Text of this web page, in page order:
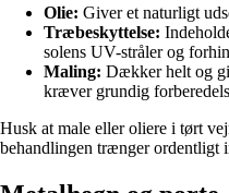
Olie: Giver et naturligt
Træbeskyttelse:
solens UV-stråler og
Maling: Dækker helt og
kræver grundig
Husk at male eller oliere i tørt
behandlingen trænger ordentligt